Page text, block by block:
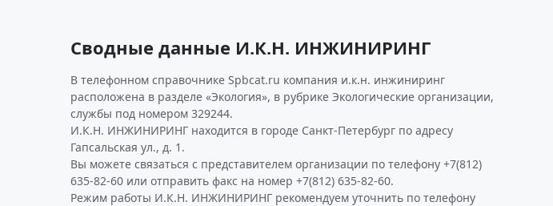
Сводные данные И.К.Н. ИНЖИНИРИНГ
В телефонном справочнике Spbcat.ru компания и.к.н. инжиниринг
расположена в разделе «Экология», в рубрике Экологические организации,
службы под номером 329244.
И.К.Н. ИНЖИНИРИНГ находится в городе Санкт-Петербург по адресу
Гапсальская ул., д. 1.
Вы можете связаться с представителем организации по телефону +7(812)
635-82-60 или отправить факс на номер +7(812) 635-82-60.
Режим работы И.К.Н. ИНЖИНИРИНГ рекомендуем уточнить по телефону